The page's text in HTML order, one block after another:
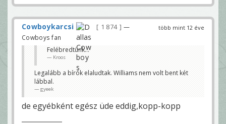
több mint 12 éve
Cowboykarcsi 1 874
—
Cowboys fan
Felébredtünk...
Kroos
Legalább a bírók elaludtak. Williams nem volt bent két
lábbal.
gyeek
de egyébként egész üde eddig,kopp-kopp